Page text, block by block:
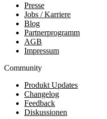
Presse
Jobs / Karriere
Blog
Partnerprogramm
AGB
Impressum
Community
Produkt Updates
Changelog
Feedback
Diskussionen